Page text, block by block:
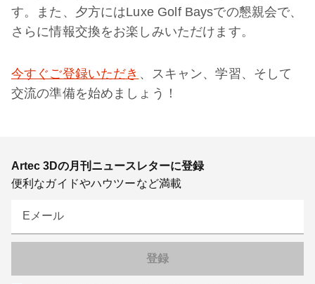
す。また、夕方にはLuxe Golf Baysでの懇親会で、
さらに情報交換をお楽しみいただけます。
今すぐご登録いただき 、スキャン、学習、そして
交流の準備を始めましょう！
Artec 3Dの月刊ニュースレターに登録
便利なガイドやハウツーなど満載
Eメール